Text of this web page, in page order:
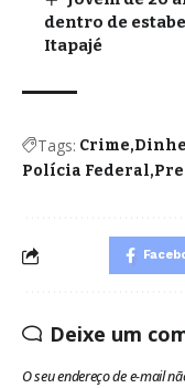
dentro de
Itapajé
Tags: Crime
Polícia Federal
Deixe um
O seu endereço de e-mail